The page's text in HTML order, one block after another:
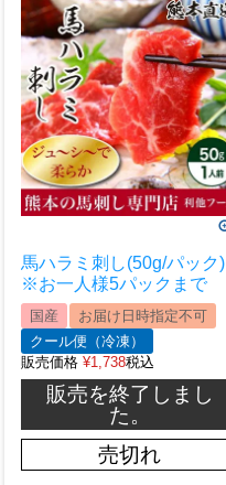
馬ハラミ刺し(50g/パック)
※お一人様5パックまで
国産
お届け日時指定不可
クール便（冷凍）
販売価格 ¥1,738税込
販売を終了しまし
た。
売切れ